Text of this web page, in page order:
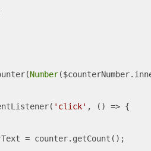
Number
'click' , () => {
= counter.getCount();